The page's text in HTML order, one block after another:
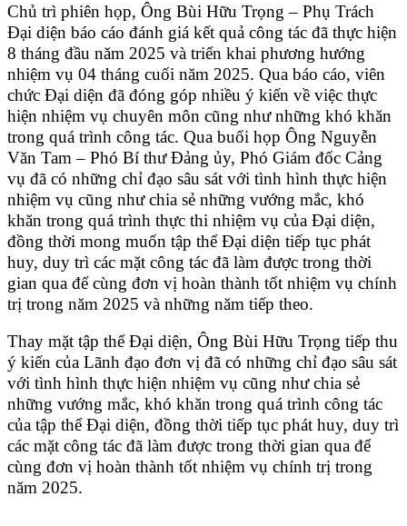
Chủ trì phiên họp, Ông Bùi Hữu Trọng – Phụ Trách
Đại diện báo cáo đánh giá kết quả công tác đã thực hiện
8 tháng đầu năm 2025 và triển khai phương hướng
nhiệm vụ 04 tháng cuối năm 2025. Qua báo cáo, viên
chức Đại diện đã đóng góp nhiều ý kiến về việc thực
hiện nhiệm vụ chuyên môn cũng như những khó khăn
trong quá trình công tác. Qua buổi họp Ông Nguyễn
Văn Tam – Phó Bí thư Đảng ủy, Phó Giám đốc Cảng
vụ đã có những chỉ đạo sâu sát với tình hình thực hiện
nhiệm vụ cũng như chia sẻ những vướng mắc, khó
khăn trong quá trình thực thi nhiệm vụ của Đại diện,
đồng thời mong muốn tập thể Đại diện tiếp tục phát
huy, duy trì các mặt công tác đã làm được trong thời
gian qua để cùng đơn vị hoàn thành tốt nhiệm vụ chính
trị trong năm 2025 và những năm tiếp theo.
Thay mặt tập thể Đại diện, Ông Bùi Hữu Trọng tiếp thu
ý kiến của Lãnh đạo đơn vị đã có những chỉ đạo sâu sát
với tình hình thực hiện nhiệm vụ cũng như chia sẻ
những vướng mắc, khó khăn trong quá trình công tác
của tập thể Đại diện, đồng thời tiếp tục phát huy, duy trì
các mặt công tác đã làm được trong thời gian qua để
cùng đơn vị hoàn thành tốt nhiệm vụ chính trị trong
năm 2025.